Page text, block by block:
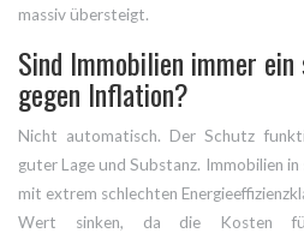
massiv übersteigt.
Sind Immobilien immer
gegen Inflation?
Nicht automatisch. Der Schutz
guter Lage und Substanz. Immobilien
mit extrem schlechten
Wert sinken, da die Kosten